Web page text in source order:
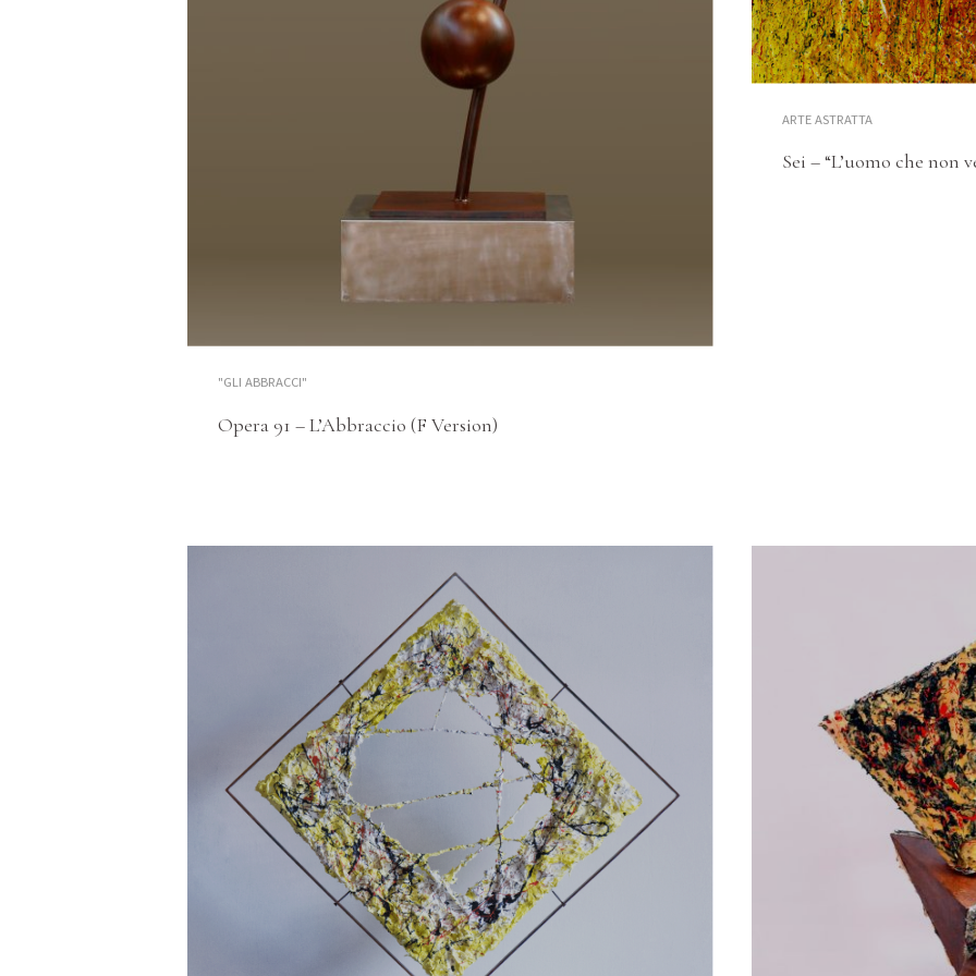
"GLI ABBRACCI"
Opera 91 – L’Abbraccio (F Version)
ARTE ASTRATTA
Sei – “L’uomo che non